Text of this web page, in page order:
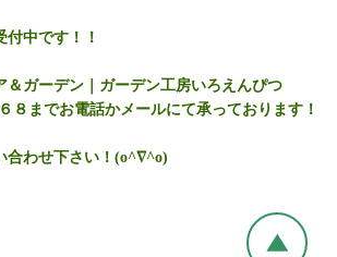
付中です！！
＆ガーデン｜ガーデン工房いろえんぴつ
８までお電話かメールにて承っております！
合わせ下さい！(o^∇^o)